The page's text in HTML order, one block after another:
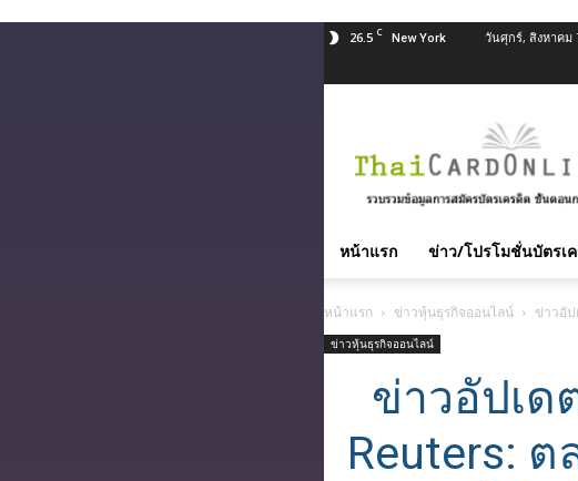
26.5 C New York วันศุกร์, สิงหาคม
เครดิต
บัตร
เงินสด
เชื่อ
บุคคล
ธนาคาร
อนุมัติ
เร็ว
บริการ
หน้าแรก ข่าว/โปรโมชั่นบัตรเ
หน้าแรก ข่าวหุ้นธุรกิจออนไลน์ ข่าวอัป
ข่าวหุ้นธุรกิจออนไลน์
ข่าวอัปเด
Reuters: